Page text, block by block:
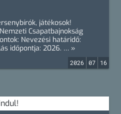
játékosok!
Csapatbajnokság
Nevezési határidő:
időpontja: 2026. … »
2026 07 16